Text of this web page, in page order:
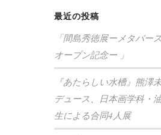
最近の投稿
「間島秀徳展ーメタバー
オープン記念ー 」
『あたらしい水槽』熊澤
デュース、日本画学科・
生による合同4人展